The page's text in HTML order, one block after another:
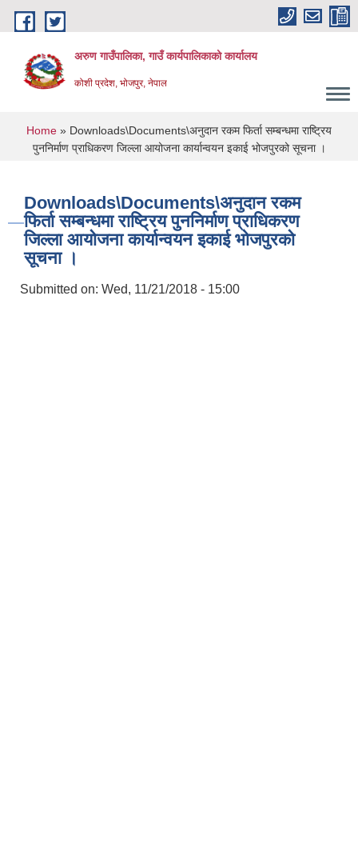
Skip to main content
अरुण गाउँपालिका, गाउँ कार्यपालिकाको कार्यालय
कोशी प्रदेश, भोजपुर, नेपाल
You are here
Home » Downloads\Documents\अनुदान रकम फिर्ता सम्बन्धमा राष्ट्रिय
पुननिर्माण प्राधिकरण जिल्ला आयोजना कार्यान्वयन इकाई भोजपुरको सूचना ।
Downloads\Documents\अनुदान रकम
फिर्ता सम्बन्धमा राष्ट्रिय पुननिर्माण प्राधिकरण
जिल्ला आयोजना कार्यान्वयन इकाई भोजपुरको
सूचना ।
Submitted on: Wed, 11/21/2018 - 15:00